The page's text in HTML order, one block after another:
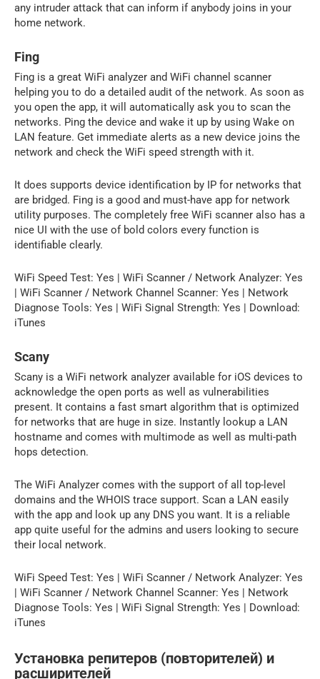
any intruder attack that can inform if anybody joins in your
home network.
Fing
Fing is a great WiFi analyzer and WiFi channel scanner
helping you to do a detailed audit of the network. As soon as
you open the app, it will automatically ask you to scan the
networks. Ping the device and wake it up by using Wake on
LAN feature. Get immediate alerts as a new device joins the
network and check the WiFi speed strength with it.
It does supports device identification by IP for networks that
are bridged. Fing is a good and must-have app for network
utility purposes. The completely free WiFi scanner also has a
nice UI with the use of bold colors every function is
identifiable clearly.
WiFi Speed Test: Yes | WiFi Scanner / Network Analyzer: Yes
| WiFi Scanner / Network Channel Scanner: Yes | Network
Diagnose Tools: Yes | WiFi Signal Strength: Yes | Download:
iTunes
Scany
Scany is a WiFi network analyzer available for iOS devices to
acknowledge the open ports as well as vulnerabilities
present. It contains a fast smart algorithm that is optimized
for networks that are huge in size. Instantly lookup a LAN
hostname and comes with multimode as well as multi-path
hops detection.
The WiFi Analyzer comes with the support of all top-level
domains and the WHOIS trace support. Scan a LAN easily
with the app and look up any DNS you want. It is a reliable
app quite useful for the admins and users looking to secure
their local network.
WiFi Speed Test: Yes | WiFi Scanner / Network Analyzer: Yes
| WiFi Scanner / Network Channel Scanner: Yes | Network
Diagnose Tools: Yes | WiFi Signal Strength: Yes | Download:
iTunes
Установка репитеров (повторителей) и
расширителей